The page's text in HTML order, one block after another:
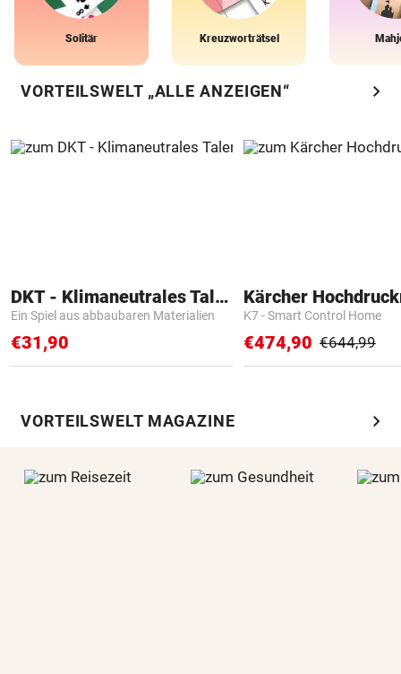
Solitär Kreuzworträtsel
VORTEILSWELT „ALLE ANZEIGEN“ chevron_right
DKT - Klimaneutrales Talent
Ein Spiel aus abbaubaren Materialien
€31,90
Kärcher
K7 - Smart Control Home
€474,90 €644,99
VORTEILSWELT MAGAZINE chevron_right